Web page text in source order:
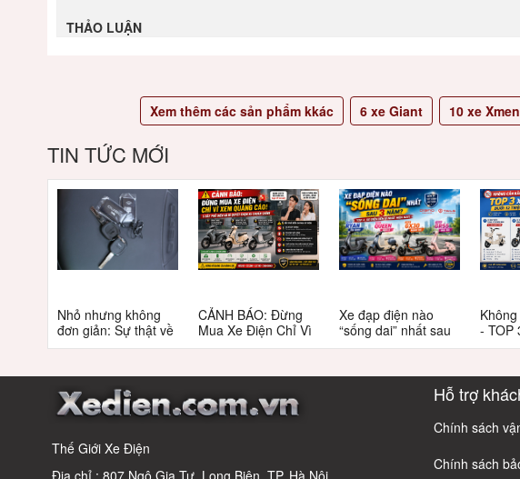
THẢO LUẬN
Xem thêm các sản phẩm kkác 6xe Giant 10xe Xmen
TIN TỨC MỚI
Nhỏ nhưng không
đơn giản: Sự thật về
xe điện cho học sinh
CẢNH BÁO: Đừng
Mua Xe Điện Chỉ Vì
Xem Quảng Cáo! 5
Quyết Chọn Xe
Xe đạp điện nào
“sống dai” nhất sau
5 năm? Top này có
- TOP
Dưới
Thế Giới Xe Điện
Địa chỉ : 807 Ngô Gia Tự, Long Biên, TP. Hà Nội
Hỗ trợ
Chính sách
Chính sách